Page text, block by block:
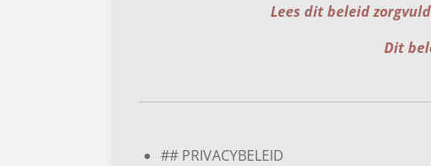
Lees dit beleid
Dit
## PRIVACYBELEID